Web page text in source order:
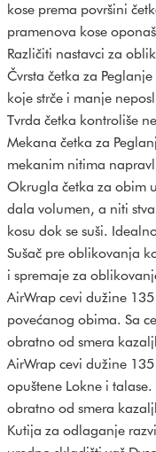
kose prema površini
pramenova kose
Različiti nastavci za
Čvrsta četka za
koje strče i manje
Tvrda četka kontroliše
Mekana četka za
mekanim nitima
Okrugla četka za obim
dala volumen, a niti
kosu dok se suši.
Sušač pre oblikovanja
i spremaje za
AirWrap cevi dužine
povećanog obima. Sa
obratno od smera
AirWrap cevi dužine
opuštene Lokne i
obratno od smera
Kutija za odlaganje